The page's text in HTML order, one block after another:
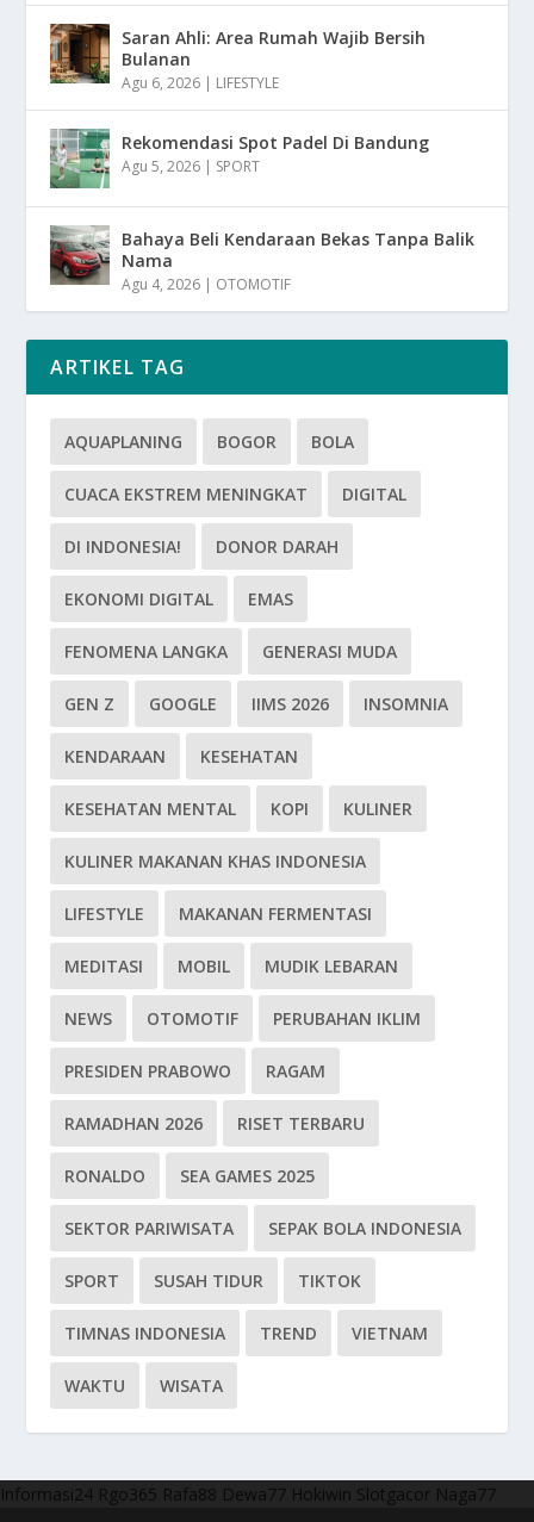
Saran Ahli: Area Rumah Wajib Bersih
Bulanan
Agu 6, 2026 | LIFESTYLE
Rekomendasi Spot Padel Di Bandung
Agu 5, 2026 | SPORT
Bahaya Beli Kendaraan Bekas Tanpa Balik
Nama
Agu 4, 2026 | OTOMOTIF
ARTIKEL TAG
AQUAPLANING BOGOR BOLA
CUACA EKSTREM MENINGKAT DIGITAL
DI INDONESIA! DONOR DARAH
EKONOMI DIGITAL EMAS
FENOMENA LANGKA GENERASI MUDA
GEN Z GOOGLE IIMS 2026 INSOMNIA
KENDARAAN KESEHATAN
KESEHATAN MENTAL KOPI KULINER
KULINER MAKANAN KHAS INDONESIA
LIFESTYLE MAKANAN FERMENTASI
MEDITASI MOBIL MUDIK LEBARAN
NEWS OTOMOTIF PERUBAHAN IKLIM
PRESIDEN PRABOWO RAGAM
RAMADHAN 2026 RISET TERBARU
RONALDO SEA GAMES 2025
SEKTOR PARIWISATA SEPAK BOLA INDONESIA
SPORT SUSAH TIDUR TIKTOK
TIMNAS INDONESIA TREND VIETNAM
WAKTU WISATA
Informasi24 Rgo365 Rafa88 Dewa77 Hokiwin Slotgacor Naga77